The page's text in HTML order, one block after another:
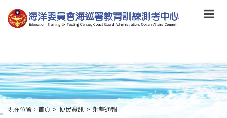
到
主
要
to
main
content
:::
現在位置： 首頁 > 便民資訊 > 射擊通報